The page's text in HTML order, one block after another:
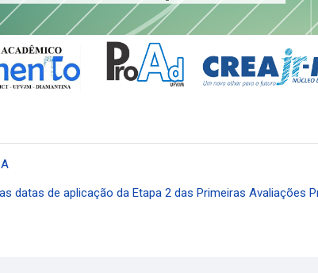
datas de aplicação da Etapa 2 das Primeiras Avaliações